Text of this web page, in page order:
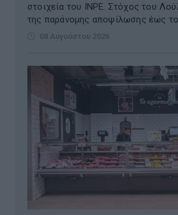
στοιχεία του INPE. Στόχος του
της παράνομης αποψίλωσης έως το